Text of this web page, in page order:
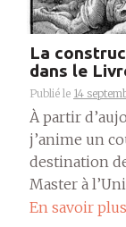
La
dans le
Publié le 14
À partir
j’anime un
destination
Master à
En savoir plus